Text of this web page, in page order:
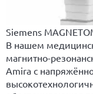
Siemens
В нашем
магнитно-
Amira с